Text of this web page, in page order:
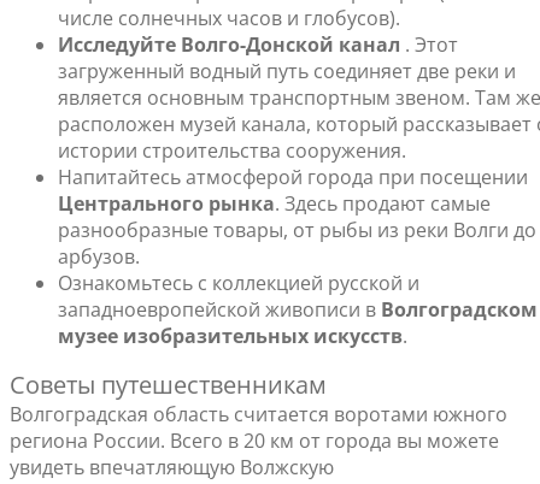
числе солнечных часов и глобусов).
Исследуйте Волго-Донской канал . Этот
загруженный водный путь соединяет две реки и
является основным транспортным звеном. Там же
расположен музей канала, который рассказывает
истории строительства сооружения.
Напитайтесь атмосферой города при посещении
Центрального рынка. Здесь продают самые
разнообразные товары, от рыбы из реки Волги до
арбузов.
Ознакомьтесь с коллекцией русской и
западноевропейской живописи в Волгоградском
музее изобразительных искусств.
Советы путешественникам
Волгоградская область считается воротами южного
региона России. Всего в 20 км от города вы можете
увидеть впечатляющую Волжскую